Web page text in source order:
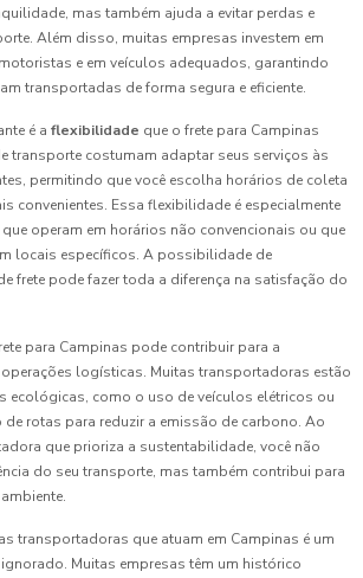
mas também ajuda a evitar perdas e
Além disso, muitas empresas investem em
e em veículos adequados, garantindo
transportadas de forma segura e eficiente.
é a flexibilidade que o frete para Campinas
transporte costumam adaptar seus serviços às
permitindo que você escolha horários de coleta
convenientes. Essa flexibilidade é especialmente
operam em horários não convencionais ou que
locais específicos. A possibilidade de
frete pode fazer toda a diferença na satisfação do
para Campinas pode contribuir para a
logísticas. Muitas transportadoras estão
ecológicas, como o uso de veículos elétricos ou
rotas para reduzir a emissão de carbono. Ao
que prioriza a sustentabilidade, você não
do seu transporte, mas também contribui para
transportadoras que atuam em Campinas é um
Muitas empresas têm um histórico